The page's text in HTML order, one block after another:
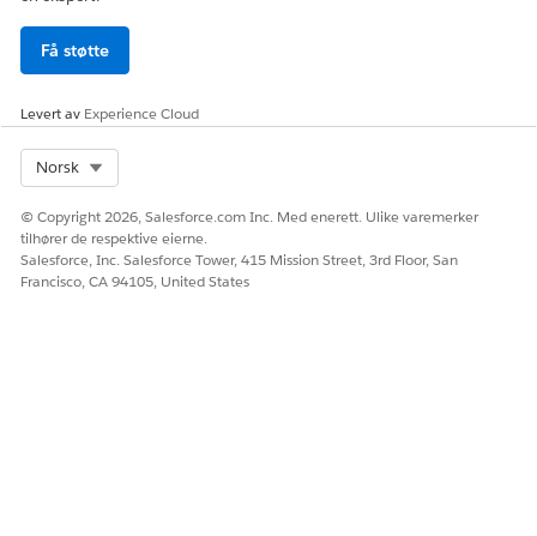
Få støtte
Levert av Experience Cloud
Norsk
© Copyright 2026, Salesforce.com Inc. Med enerett. Ulike varemerker
tilhører de respektive eierne.
Salesforce, Inc. Salesforce Tower, 415 Mission Street, 3rd Floor, San
Francisco, CA 94105, United States